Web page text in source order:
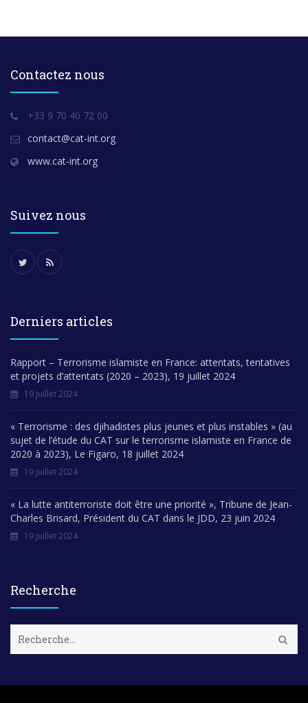
Contactez nous
+33 9 70 40 72 00
contact@cat-int.org
www.cat-int.org
Suivez nous
Derniers articles
Rapport – Terrorisme islamiste en France: attentats, tentatives
et projets d’attentats (2020 – 2023), 19 juillet 2024
19 juillet 2024
« Terrorisme : des djihadistes plus jeunes et plus instables » (au
sujet de l’étude du CAT sur le terrorisme islamiste en France de
2020 à 2023), Le Figaro, 18 juillet 2024
19 juillet 2024
« La lutte antiterroriste doit être une priorité », Tribune de Jean-
Charles Brisard, Président du CAT dans le JDD, 23 juin 2024
19 juillet 2024
Recherche
c
e